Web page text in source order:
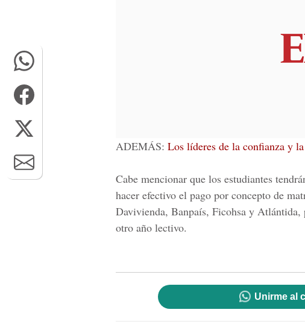
ADEMÁS: Los líderes de la confianza y la
Cabe mencionar que los estudiantes
hacer efectivo el pago por concepto de
Davivienda, Banpaís, Ficohsa y Atlántida,
otro año lectivo.
Unirme al